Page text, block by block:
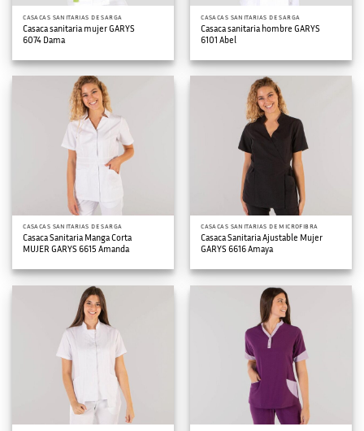
CASACAS SANITARIAS DE SARGA
Casaca sanitaria mujer GARYS
6074 Dama
CASACAS SANITARIAS DE SARGA
Casaca sanitaria hombre GARYS
6101 Abel
CASACAS SANITARIAS DE SARGA
Casaca Sanitaria Manga Corta
MUJER GARYS 6615 Amanda
CASACAS SANITARIAS DE MICROFIBRA
Casaca Sanitaria Ajustable Mujer
GARYS 6616 Amaya